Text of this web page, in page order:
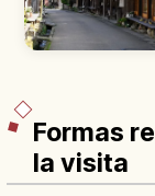
Formas
la visita